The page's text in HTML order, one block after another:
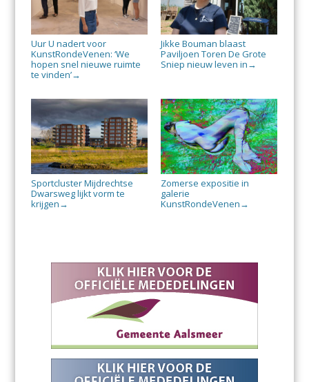
Uur U nadert voor
KunstRondeVenen: ‘We
hopen snel nieuwe ruimte
te vinden’→
Jikke Bouman blaast
Paviljoen Toren De Grote
Sniep nieuw leven in →
Sportcluster Mijdrechtse
Dwarsweg lijkt vorm te
krijgen →
Zomerse expositie in
galerie
KunstRondeVenen →